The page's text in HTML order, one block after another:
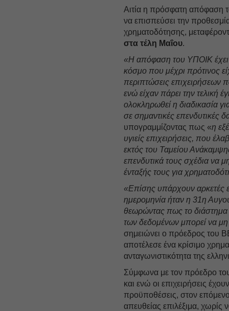
Αιτία η πρόσφατη απόφαση
να επισπεύσει την
χρηματοδότησης,
στα τέλη Μαΐου.
«Η απόφαση του ΥΠΟΙΚ έχει
κόσμο που μέχρι πρότινος
περιπτώσεις επιχειρήσεων
ενώ είχαν πάρει την τελική
ολοκληρωθεί η διαδικασία
σε σημαντικές επενδυτικές
υπογραμμίζοντας πως «η
υγιείς επιχειρήσεις, που
εκτός του Ταμείου
επενδυτικά τους σχέδια να
ένταξής τους για
«Επίσης υπάρχουν αρκετές
ημερομηνία ήταν η 31η
θεωρώντας πως το
των δεδομένων μπορεί να μη
σημειώνει ο πρόεδρος του
αποτέλεσε ένα κρίσιμο
ανταγωνιστικότητα της
Σύμφωνα με τον πρόεδρο
και ενώ οι επιχειρήσεις
προϋποθέσεις, στον
απευθείας επιλέξιμα,